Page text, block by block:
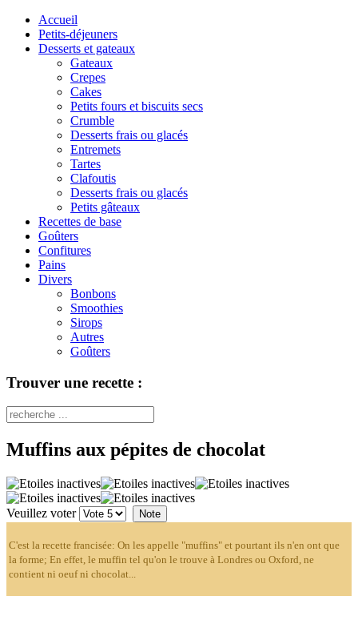
Accueil
Petits-déjeuners
Desserts et gateaux
Gateaux
Crepes
Cakes
Petits fours et biscuits secs
Crumble
Desserts frais ou glacés
Entremets
Tartes
Clafoutis
Desserts frais ou glacés
Petits gâteaux
Recettes de base
Goûters
Confitures
Pains
Divers
Bonbons
Smoothies
Sirops
Autres
Goûters
Trouver une recette :
Muffins aux pépites de chocolat
Veuillez voter
C'est la recette francisée: On les appelle "muffins" et pourtant ils n'en ont que
la forme; En effet, le muffin tel qu'on le trouve à Londres ou Oxford, ne
contient ni oeuf ni chocolat...